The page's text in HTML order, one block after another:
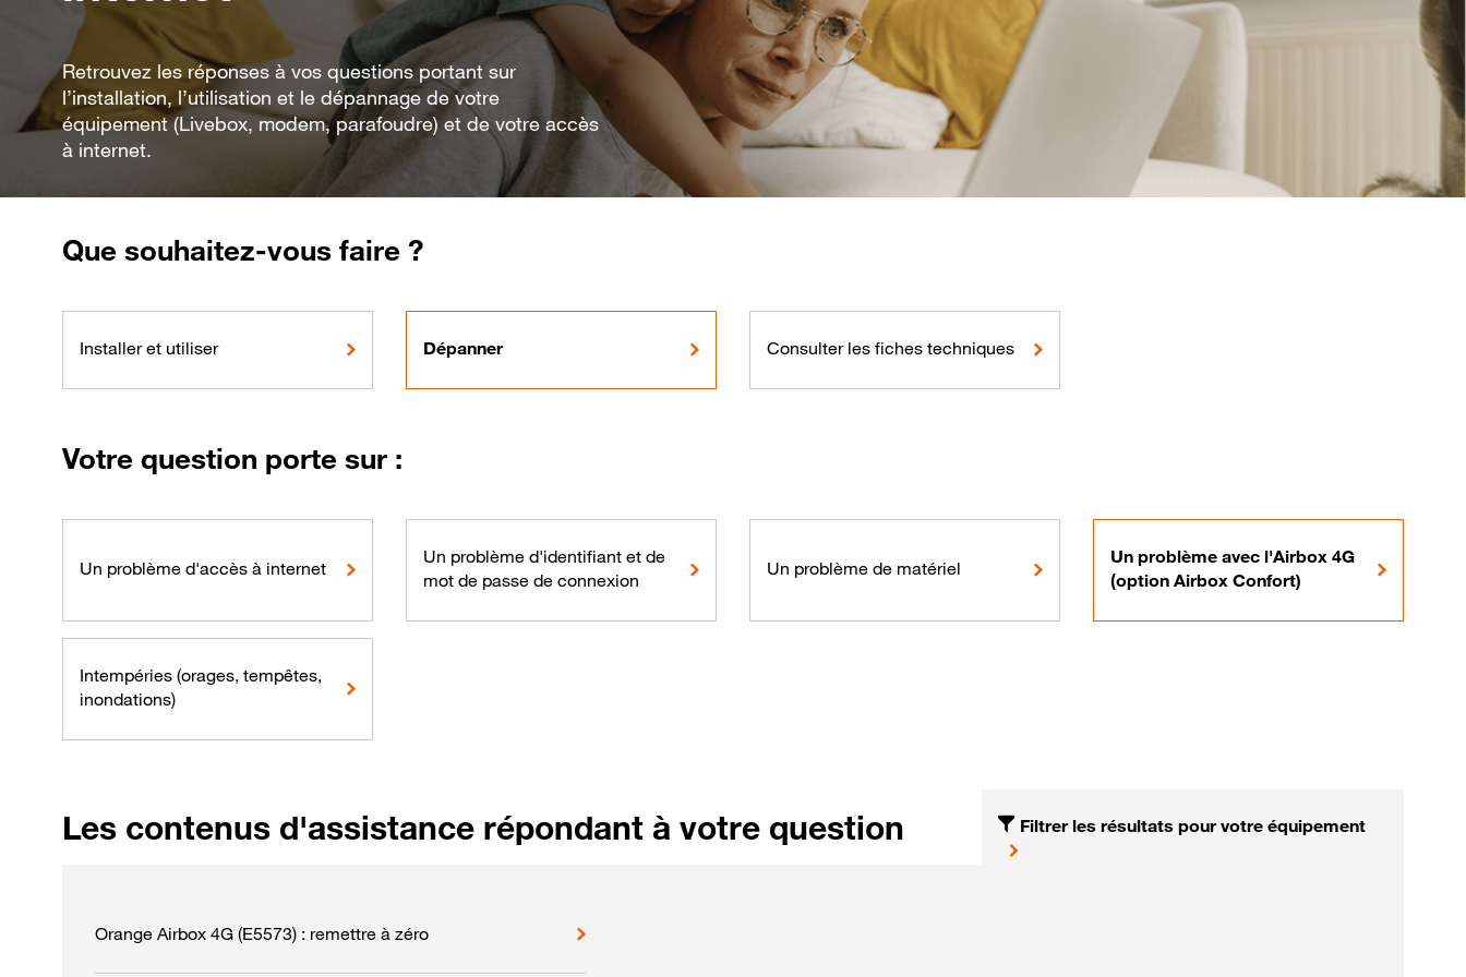
Retrouvez les réponses à vos questions portant sur
l’installation, l’utilisation et le dépannage de votre
équipement (Livebox, modem, parafoudre) et de votre accès
à internet.
Que souhaitez-vous faire ?
Installer et utiliser Dépanner Consulter les fiches techniques
Votre question porte sur :
Un problème d'accès à internet
Un problème d'identifiant et de
mot de passe de connexion
Un problème de matériel
Un problème avec l'Airbox 4G
(option Airbox Confort)
Intempéries (orages, tempêtes,
inondations)
Les contenus d'assistance répondant à votre question Filtrer les résultats pour votre équipement
Orange Airbox 4G (E5573) : remettre à zéro